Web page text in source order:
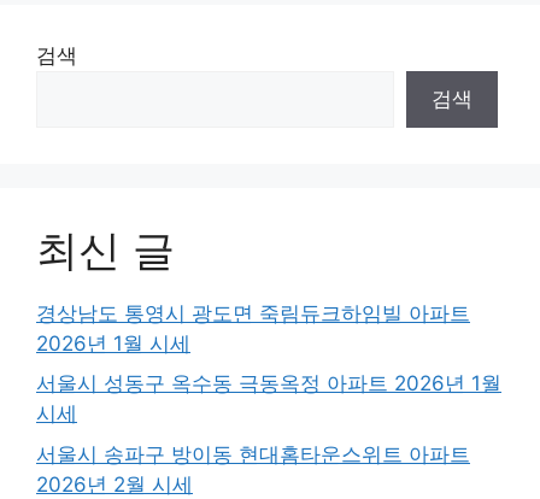
검색
검색
최신 글
경상남도 통영시 광도면 죽림듀크하임빌 아파트
2026년 1월 시세
서울시 성동구 옥수동 극동옥정 아파트 2026년 1월
시세
서울시 송파구 방이동 현대홈타운스위트 아파트
2026년 2월 시세